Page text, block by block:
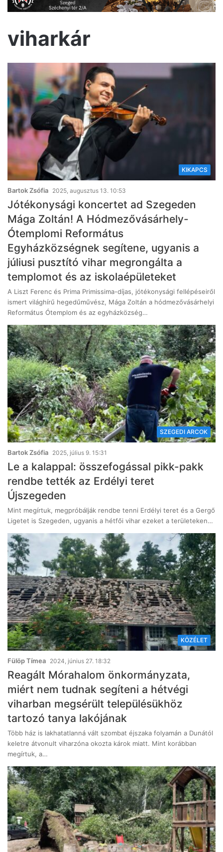
viharkár
KIKAPCS
Bartok Zsófia 2025, augusztus 13. 10:53
Jótékonysági koncertet ad Szegeden
Mága Zoltán! A Hódmezővásárhely-
Ótemplomi Református
Egyházközségnek segítene, ugyanis a
júliusi pusztító vihar megrongálta a
templomot és az iskolaépületeket
A Liszt Ferenc és Prima Primissima-díjas, jótékonysági fellépéseiről
ismert világhírű hegedűművész, Mága Zoltán a hódmezővásárhelyi
Református Ótemplom és az egyházközség…
SZEGEDI ARCOK
Bartok Zsófia 2025, július 9. 15:31
Le a kalappal: összefogással pikk-pakk
rendbe tették az Erdélyi teret
Újszegeden
Mint megírtuk, megpróbálják rendbe tenni Erdélyi teret és a Gergő
Ligetet is Szegeden, ugyanis a hétfői vihar ezeket a területeken…
KÖZÉLET
Fülöp Tímea 2024, június 27. 18:32
Reagált Mórahalom önkormányzata,
miért nem tudnak segíteni a hétvégi
viharban megsérült településükhöz
tartozó tanya lakójának
Több ház is lakhatatlanná vált szombat éjszaka folyamán a Dunától
keletre átvonult viharzóna okozta károk miatt. Mint korábban
megírtuk, a…